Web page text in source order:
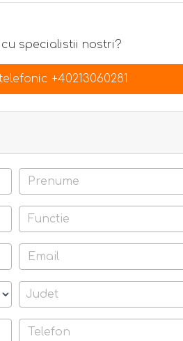
specialistii nostri?
+40213060281